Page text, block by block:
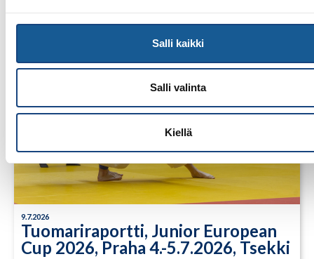
Salli kaikki
Salli valinta
Kiellä
9.7.2026
Tuomariraportti, Junior European
Cup 2026, Praha 4.-5.7.2026, Tsekki